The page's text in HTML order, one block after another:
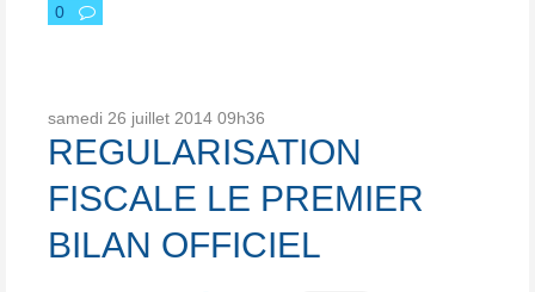
0
samedi 26 juillet 2014 09h36
REGULARISATION
FISCALE LE PREMIER
BILAN OFFICIEL